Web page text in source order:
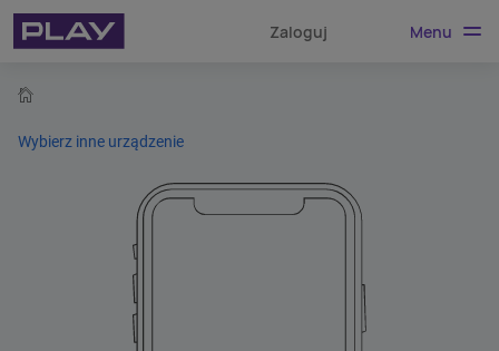
Zaloguj Menu
Wybierz inne urządzenie